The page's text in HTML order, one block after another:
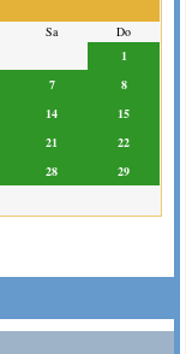
Sa
Do
1
7
8
14
15
21
22
28
29